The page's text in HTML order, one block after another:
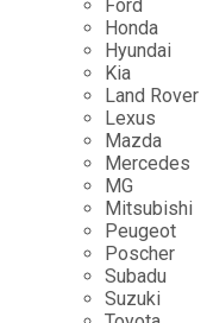
Ford
Honda
Hyundai
Kia
Land Rover
Lexus
Mazda
Mercedes
MG
Mitsubishi
Peugeot
Poscher
Subadu
Suzuki